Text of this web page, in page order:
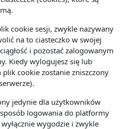
cookie sesji, zwykle nazywany
na to ciasteczko w swojej
i pozostać zalogowanym
Kiedy wylogujesz się lub
cookie zostanie zniszczony
jedynie dla użytkowników
logowania do platformy
wygodzie i zwykle